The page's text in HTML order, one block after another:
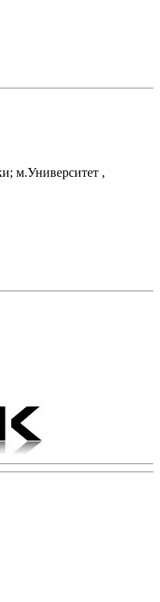
м.Университет ,